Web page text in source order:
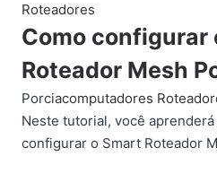
Roteadores
Como configurar
Roteador Mesh
Porciacomputadores
Neste tutorial, você
configurar o Smart Roteador